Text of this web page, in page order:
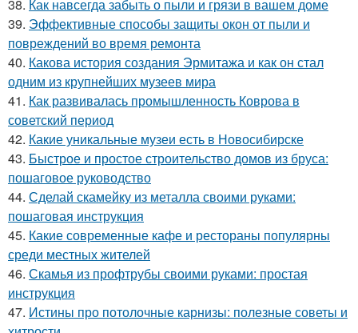
38. Как навсегда забыть о пыли и грязи в вашем доме
39. Эффективные способы защиты окон от пыли и
повреждений во время ремонта
40. Какова история создания Эрмитажа и как он стал
одним из крупнейших музеев мира
41. Как развивалась промышленность Коврова в
советский период
42. Какие уникальные музеи есть в Новосибирске
43. Быстрое и простое строительство домов из бруса:
пошаговое руководство
44. Сделай скамейку из металла своими руками:
пошаговая инструкция
45. Какие современные кафе и рестораны популярны
среди местных жителей
46. Скамья из профтрубы своими руками: простая
инструкция
47. Истины про потолочные карнизы: полезные советы и